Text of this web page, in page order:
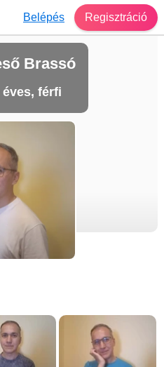
Belépés Regisztráció
Brassó
éves, férfi